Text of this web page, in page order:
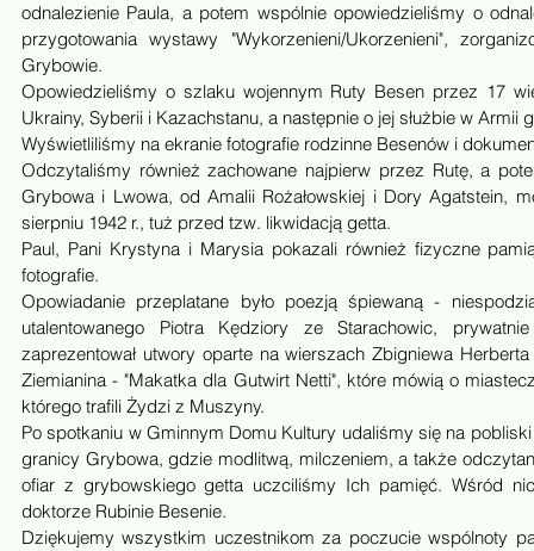
odnalezienie Paula, a potem wspólnie opowiedzieliśmy o
przygotowania wystawy "Wykorzenieni/Ukorzenieni",
Grybowie.
Opowiedzieliśmy o szlaku wojennym Ruty Besen przez 17
Ukrainy, Syberii i Kazachstanu, a następnie o jej służbie w Armii
Wyświetliliśmy na ekranie fotografie rodzinne Besenów i
Odczytaliśmy również zachowane najpierw przez Rutę, a
Grybowa i Lwowa, od Amalii Rożałowskiej i Dory Agatstein,
sierpniu 1942 r., tuż przed tzw. likwidacją getta.
Paul, Pani Krystyna i Marysia pokazali również fizyczne
fotografie.
Opowiadanie przeplatane było poezją śpiewaną -
utalentowanego Piotra Kędziory ze Starachowic,
zaprezentował utwory oparte na wierszach Zbigniewa
Ziemianina - "Makatka dla Gutwirt Netti", które mówią o
którego trafili Żydzi z Muszyny.
Po spotkaniu w Gminnym Domu Kultury udaliśmy się na
granicy Grybowa, gdzie modlitwą, milczeniem, a także
ofiar z grybowskiego getta uczciliśmy Ich pamięć. Wśród
doktorze Rubinie Besenie.
Dziękujemy wszystkim uczestnikom za poczucie wspólnoty